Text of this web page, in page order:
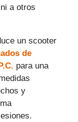
a otros
un scooter
de
para una
y